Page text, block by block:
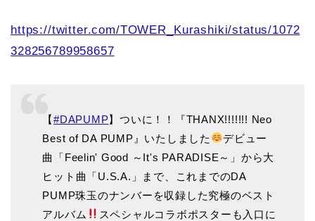
https://twitter.com/TOWER_Kurashiki/status/1072
328256789958657
【#DAPUMP】ついに！！『THANX!!!!!!! Neo
Best of DA PUMP』いたしました
デビュー
曲「Feelin' Good ～It's PARADISE～」から大
ヒット曲「U.S.A.」まで、これまでのDA
PUMP珠玉のナンバーを収録した究極のベスト
アルバム
スペシャルコラボポスターも入口に